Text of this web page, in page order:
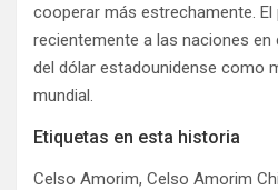
cooperar más estrechamente.
recientemente a las naciones
del dólar estadounidense como
mundial.
Etiquetas en esta historia
Celso Amorim, Celso Amorim